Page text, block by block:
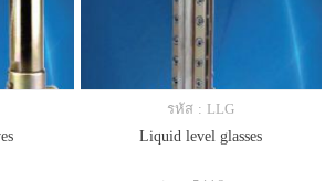
รหัส : LLG
Liquid level glasses